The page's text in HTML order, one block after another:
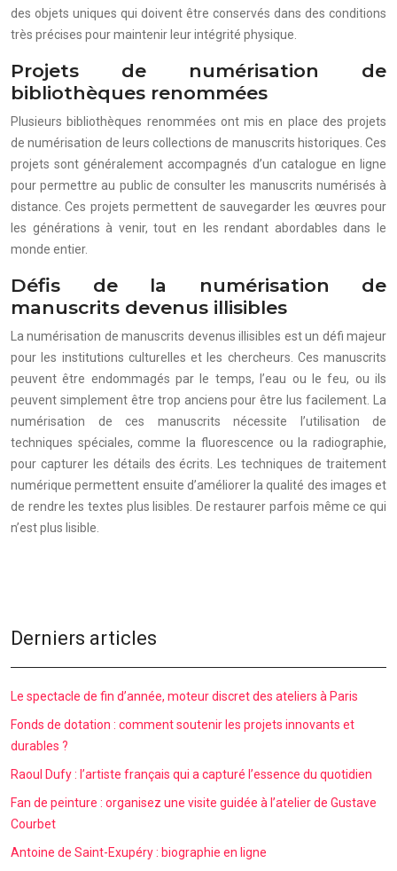
des objets uniques qui doivent être conservés dans des conditions
très précises pour maintenir leur intégrité physique.
Projets de numérisation de
bibliothèques renommées
Plusieurs bibliothèques renommées ont mis en place des projets
de numérisation de leurs collections de manuscrits historiques. Ces
projets sont généralement accompagnés d’un catalogue en ligne
pour permettre au public de consulter les manuscrits numérisés à
distance. Ces projets permettent de sauvegarder les œuvres pour
les générations à venir, tout en les rendant abordables dans le
monde entier.
Défis de la numérisation de
manuscrits devenus illisibles
La numérisation de manuscrits devenus illisibles est un défi majeur
pour les institutions culturelles et les chercheurs. Ces manuscrits
peuvent être endommagés par le temps, l’eau ou le feu, ou ils
peuvent simplement être trop anciens pour être lus facilement. La
numérisation de ces manuscrits nécessite l’utilisation de
techniques spéciales, comme la fluorescence ou la radiographie,
pour capturer les détails des écrits. Les techniques de traitement
numérique permettent ensuite d’améliorer la qualité des images et
de rendre les textes plus lisibles. De restaurer parfois même ce qui
n’est plus lisible.
Derniers articles
Le spectacle de fin d’année, moteur discret des ateliers à Paris
Fonds de dotation : comment soutenir les projets innovants et
durables ?
Raoul Dufy : l’artiste français qui a capturé l’essence du quotidien
Fan de peinture : organisez une visite guidée à l’atelier de Gustave
Courbet
Antoine de Saint-Exupéry : biographie en ligne